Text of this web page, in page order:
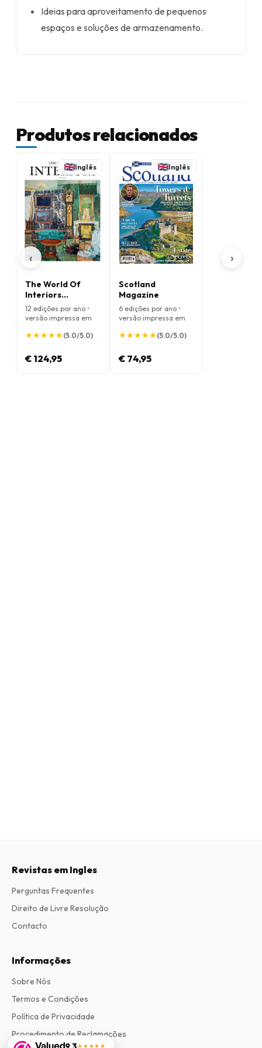
Ideias para aproveitamento de pequenos
espaços e soluções de armazenamento.
Produtos relacionados
‹
Inglês
The World Of
Interiors
Magazine
12 edições por ano •
versão impressa em
★
★★
★★
★★
★★
★(5.0/5.0)
€ 124,95
Inglês
Scotland
Magazine
6 edições por ano •
versão impressa em
★
★★
★★
★★
★★
★(5.0/5.0)
€ 74,95
›
★★★★★
Revistas em Ingles
Perguntas Frequentes
Direito de Livre Resolução
Contacto
Informações
Sobre Nós
Termos e Condições
Política de Privacidade
Procedimento de Reclamações